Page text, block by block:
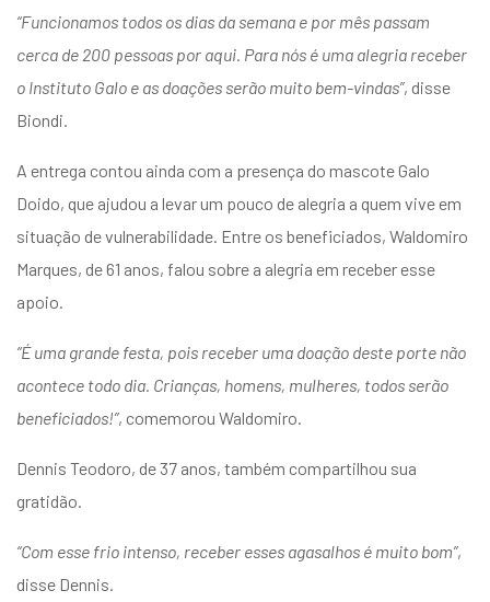
“Funcionamos todos os dias da semana e por mês passam
cerca de 200 pessoas por aqui. Para nós é uma alegria receber
o Instituto Galo e as doações serão muito bem-vindas”, disse
Biondi.
A entrega contou ainda com a presença do mascote Galo
Doido, que ajudou a levar um pouco de alegria a quem vive em
situação de vulnerabilidade. Entre os beneficiados, Waldomiro
Marques, de 61 anos, falou sobre a alegria em receber esse
apoio.
“É uma grande festa, pois receber uma doação deste porte não
acontece todo dia. Crianças, homens, mulheres, todos serão
beneficiados!”, comemorou Waldomiro.
Dennis Teodoro, de 37 anos, também compartilhou sua
gratidão.
“Com esse frio intenso, receber esses agasalhos é muito bom”,
disse Dennis.